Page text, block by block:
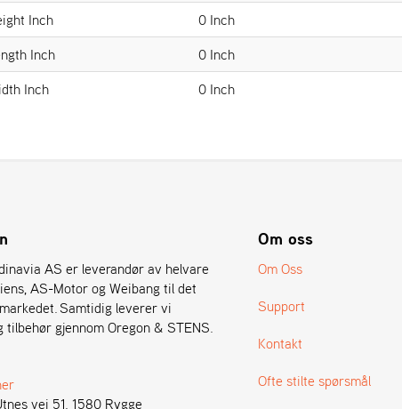
Inch
0 Inch
Inch
0 Inch
Inch
0 Inch
AS er leverandør av helvare
AS-Motor og Weibang til det
Samtidig leverer vi
tilbehør gjennom Oregon & STENS.
vei 51. 1580 Rygge
Om oss
Om Oss
Support
Kontakt
Ofte stilte spørsmål